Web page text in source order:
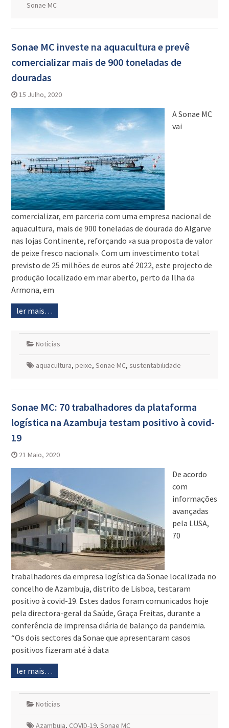
Sonae MC
Sonae MC investe na aquacultura e prevê
comercializar mais de 900 toneladas de
douradas
15 Julho, 2020
A Sonae MC
vai
comercializar, em parceria com uma empresa nacional de
aquacultura, mais de 900 toneladas de dourada do Algarve
nas lojas Continente, reforçando «a sua proposta de valor
de peixe fresco nacional». Com um investimento total
previsto de 25 milhões de euros até 2022, este projecto de
produção localizado em mar aberto, perto da Ilha da
Armona, em
ler mais…
Notícias
aquacultura, peixe, Sonae MC, sustentabilidade
Sonae MC: 70 trabalhadores da plataforma
logística na Azambuja testam positivo à covid-
19
21 Maio, 2020
De acordo
com
informações
avançadas
pela LUSA,
70
trabalhadores da empresa logística da Sonae localizada no
concelho de Azambuja, distrito de Lisboa, testaram
positivo à covid-19. Estes dados foram comunicados hoje
pela directora-geral da Saúde, Graça Freitas, durante a
conferência de imprensa diária de balanço da pandemia.
“Os dois sectores da Sonae que apresentaram casos
positivos fizeram até à data
ler mais…
Notícias
Azambuja, COVID-19, Sonae MC